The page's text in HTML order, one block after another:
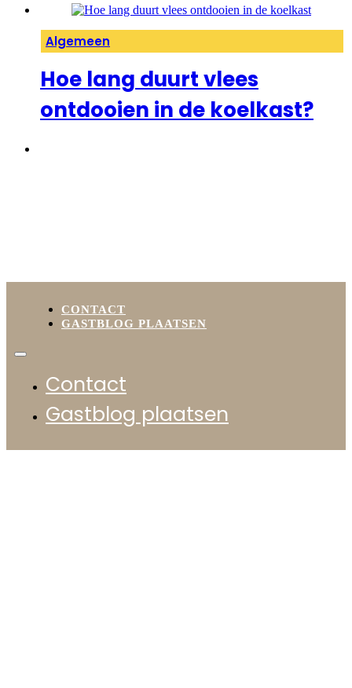
Algemeen
Hoe lang duurt vlees
ontdooien in de koelkast?
CONTACT
GASTBLOG PLAATSEN
Contact
Gastblog plaatsen